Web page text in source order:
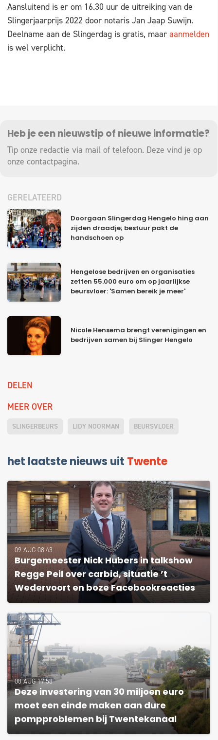
Aansluitend is er om 16.30 uur de uitreiking van de
Slingerjaarprijs 2022 door notaris Jan Jaap Suwijn.
Deelname aan de Slingerdag is gratis, maar aanmelden
is wel verplicht.
Heb je een nieuwstip of nieuwe informatie?
Tip onze redactie via mail of telefoon. Deze vind je op
onze contactpagina.
GERELATEERD
Doorgaan Slingerdag Hengelo hing aan
zijden draadje; bestuur pakt de
handschoen op
Hengelose bedrijven en organisaties
zetten 55.000 euro om op jaarlijkse
beursvloer: 'Samen bereik je meer'
Nicole Hensema brengt verenigingen en
bedrijven samen bij Slinger Hengelo
DELEN
MEER OVER
SLINGERBEURS LIDY NOORMAN BEURSVLOER
het laatste nieuws uit Twente
09 AUG 08:43
Burgemeester Nick Hubers in talkshow
Regge Peil over carbid, situatie ’t
Wedervoort en boze Facebookreacties
08 AUG 17:58
Deze investering van 30 miljoen euro
moet een einde maken aan dure
pompproblemen bij Twentekanaal